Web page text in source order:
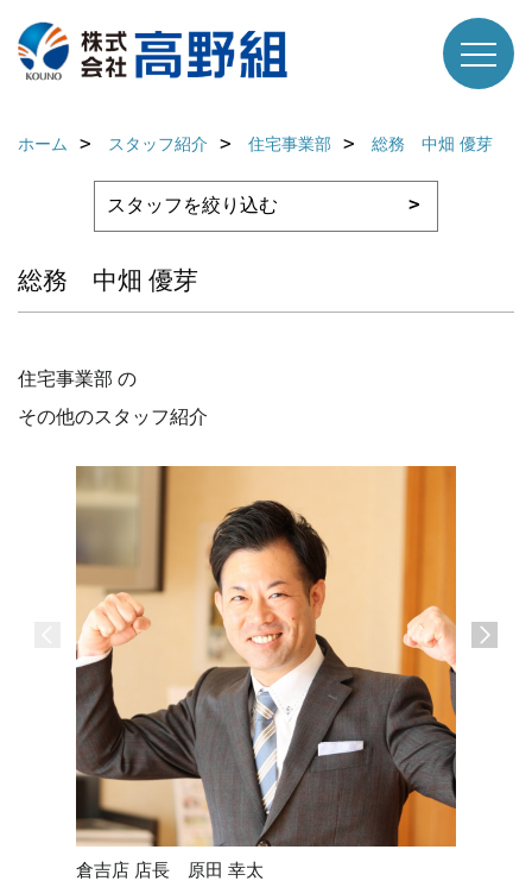
ホーム スタッフ紹介 住宅事業部 総務 中畑 優芽
総務 中畑 優芽
住宅事業部 の
その他のスタッフ紹介
倉吉店 店長 原田 幸太